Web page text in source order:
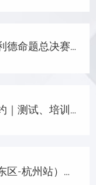
第二十一届研电赛优利德命题总决赛晋级名单及企业专项奖名单公示
优利德实验室开放预约｜测试、培训、选型一站式服务
优利德测试仪器（华东区-杭州站）产品交流会圆满落幕